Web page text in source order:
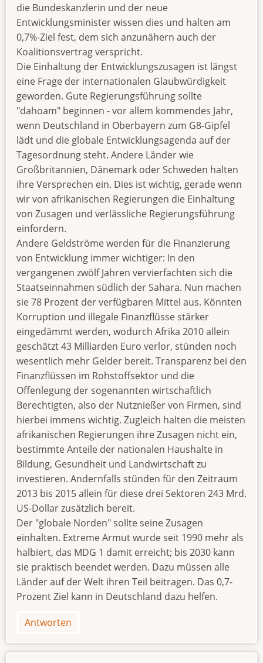
die Bundeskanzlerin und der neue
Entwicklungsminister wissen dies und halten am
0,7%-Ziel fest, dem sich anzunähern auch der
Koalitionsvertrag verspricht.
Die Einhaltung der Entwicklungszusagen ist längst
eine Frage der internationalen Glaubwürdigkeit
geworden. Gute Regierungsführung sollte
"dahoam" beginnen - vor allem kommendes Jahr,
wenn Deutschland in Oberbayern zum G8-Gipfel
lädt und die globale Entwicklungsagenda auf der
Tagesordnung steht. Andere Länder wie
Großbritannien, Dänemark oder Schweden halten
ihre Versprechen ein. Dies ist wichtig, gerade wenn
wir von afrikanischen Regierungen die Einhaltung
von Zusagen und verlässliche Regierungsführung
einfordern.
Andere Geldströme werden für die Finanzierung
von Entwicklung immer wichtiger: In den
vergangenen zwölf Jahren vervierfachten sich die
Staatseinnahmen südlich der Sahara. Nun machen
sie 78 Prozent der verfügbaren Mittel aus. Könnten
Korruption und illegale Finanzflüsse stärker
eingedämmt werden, wodurch Afrika 2010 allein
geschätzt 43 Milliarden Euro verlor, stünden noch
wesentlich mehr Gelder bereit. Transparenz bei den
Finanzflüssen im Rohstoffsektor und die
Offenlegung der sogenannten wirtschaftlich
Berechtigten, also der Nutznießer von Firmen, sind
hierbei immens wichtig. Zugleich halten die meisten
afrikanischen Regierungen ihre Zusagen nicht ein,
bestimmte Anteile der nationalen Haushalte in
Bildung, Gesundheit und Landwirtschaft zu
investieren. Andernfalls stünden für den Zeitraum
2013 bis 2015 allein für diese drei Sektoren 243 Mrd.
US-Dollar zusätzlich bereit.
Der "globale Norden" sollte seine Zusagen
einhalten. Extreme Armut wurde seit 1990 mehr als
halbiert, das MDG 1 damit erreicht; bis 2030 kann
sie praktisch beendet werden. Dazu müssen alle
Länder auf der Welt ihren Teil beitragen. Das 0,7-
Prozent Ziel kann in Deutschland dazu helfen.
Antworten